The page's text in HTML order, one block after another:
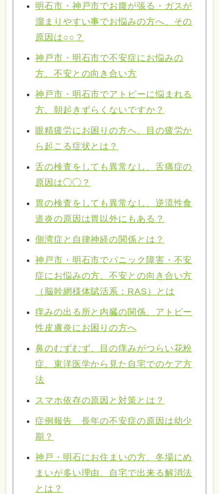
明石市・神戸市でお腹が張る・ガスが
溜まりやすい事でお悩みの方へ、その
原因は○○？
神戸市・明石市で不安症にお悩みの
方、不安との向き合い方
神戸市・明石市でアトピーに悩まれる
方、朝起きずらくないですか？
眼精疲労にお困りの方へ、目の疲労か
ら起こる症状とは？
舌の検査をしても異常なし、舌痛症の
原因は◯◯？
胃の検査をしても異常なし、逆流性食
道炎の原因は胃以外にもある？
側湾症と自律神経の関係とは？
神戸市・明石市でパニック障害・不安
症にお悩みの方、不安との向き合い方
（脳幹網様体賦活系：RAS）とは
痒みの出る所と内臓の関係、アトピー
性皮膚炎にお困りの方へ
鼻のむずむず、目の痒みがつらい花粉
症、東洋医学から見た自宅でのケア方
法
スマホ依存の原因と対策とは？
症例報告 長年の不安症の原因は幼少
期？
神戸・明石にお住まいの方、冬場にめ
まいが多い理由、自宅で出来る解消法
とは？